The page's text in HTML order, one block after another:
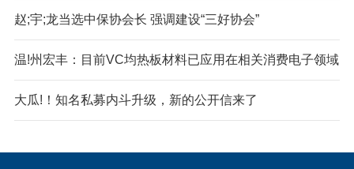
赵;宇;龙当选中保协会长 强调建设“三好协会”
温!州宏丰：目前VC均热板材料已应用在相关消费电子领域
大瓜!！知名私募内斗升级，新的公开信来了